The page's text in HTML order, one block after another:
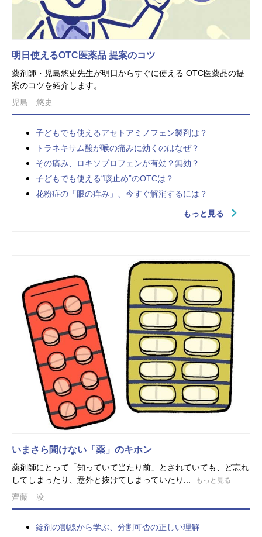
明日使えるOTC医薬品 提案のコツ
薬剤師・児島悠史先生が明日からすぐに使える OTC医薬品の提
案のコツを紹介します。
児島 悠史
子どもでも使えるアセトアミノフェン製剤は？
トラネキサム酸が喉の痛みに効くのはなぜ？
その痛み、ロキソプロフェンが有効？無効？
子どもでも使える“咳止め”のOTCは？
花粉症の「眼の痒み」、今すぐ解消するには？
もっと見る
いまさら聞けない「薬」のキホン
薬剤師にとって「知っていて当たり前」とされていても、ど忘れ
してしまったり、意外と抜けてしまっていたり...
もっと見る
齊藤 凌
錠剤の割線から学ぶ、分割可否の正しい理解